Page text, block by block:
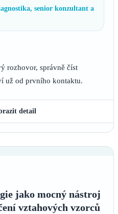
senior konzultant a
rozhovor, správně číst
už od prvního kontaktu.
detail
jako mocný nástroj
vztahových vzorců